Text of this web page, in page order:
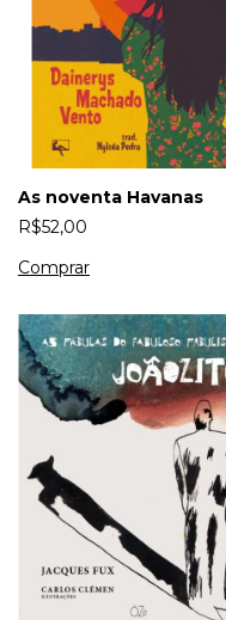
As noventa Havanas
R$52,00